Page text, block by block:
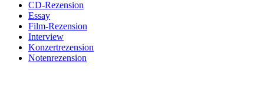
CD-Rezension
Essay
Film-Rezension
Interview
Konzertrezension
Notenrezension